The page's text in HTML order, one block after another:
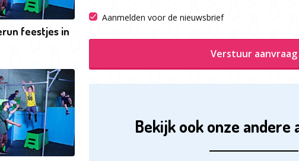
feestjes in
Aanmelden voor de nieuwsbrief
Verstuur aanvraag
Bekijk ook onze andere